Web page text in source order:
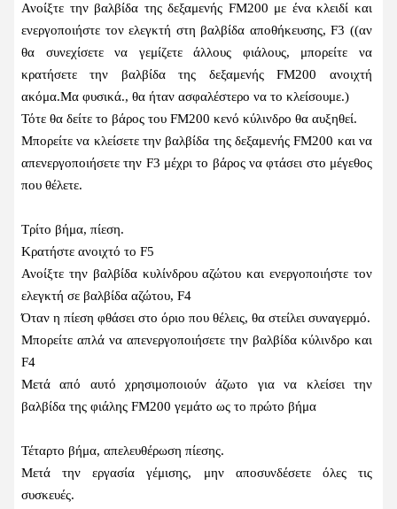
Ανοίξτε την βαλβίδα της δεξαμενής FM200 με ένα κλειδί και
ενεργοποιήστε τον ελεγκτή στη βαλβίδα αποθήκευσης, F3 ((αν
θα συνεχίσετε να γεμίζετε άλλους φιάλους, μπορείτε να
κρατήσετε την βαλβίδα της δεξαμενής FM200 ανοιχτή
ακόμα.Μα φυσικά., θα ήταν ασφαλέστερο να το κλείσουμε.)
Τότε θα δείτε το βάρος του FM200 κενό κύλινδρο θα αυξηθεί.
Μπορείτε να κλείσετε την βαλβίδα της δεξαμενής FM200 και να
απενεργοποιήσετε την F3 μέχρι το βάρος να φτάσει στο μέγεθος
που θέλετε.
Τρίτο βήμα, πίεση.
Κρατήστε ανοιχτό το F5
Ανοίξτε την βαλβίδα κυλίνδρου αζώτου και ενεργοποιήστε τον
ελεγκτή σε βαλβίδα αζώτου, F4
Όταν η πίεση φθάσει στο όριο που θέλεις, θα στείλει συναγερμό.
Μπορείτε απλά να απενεργοποιήσετε την βαλβίδα κύλινδρο και
F4
Μετά από αυτό χρησιμοποιούν άζωτο για να κλείσει την
βαλβίδα της φιάλης FM200 γεμάτο ως το πρώτο βήμα
Τέταρτο βήμα, απελευθέρωση πίεσης.
Μετά την εργασία γέμισης, μην αποσυνδέσετε όλες τις
συσκευές.